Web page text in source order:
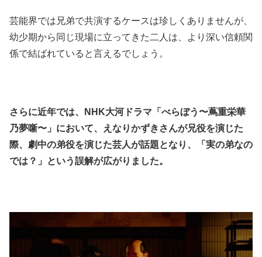
芸能界では兄弟で共演するケースは珍しくありませんが、
幼少期から同じ現場に立ってきた二人は、より深い信頼関
係で結ばれていると言えるでしょう。
さらに近年では、NHK大河ドラマ「べらぼう〜蔦重栄華
乃夢噺〜」において、えなりかずきさんが兄役を演じた
際、劇中の弟役を演じた芸人が話題となり、「実の弟なの
では？」という誤解が広がりました。